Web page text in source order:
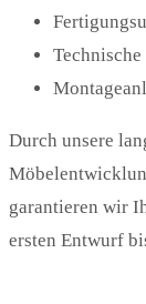
Durch unsere
garantieren wir
ersten Entwurf